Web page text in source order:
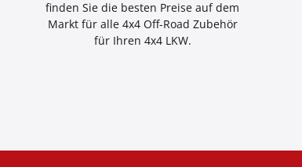
finden Sie die besten Preise auf dem
Markt für alle 4x4 Off-Road Zubehör
für Ihren 4x4 LKW.